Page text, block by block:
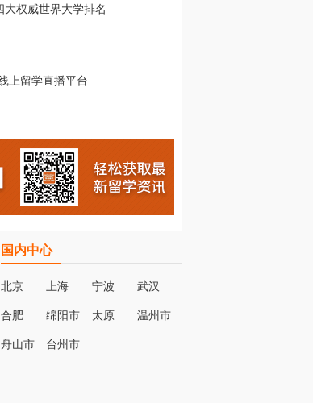
国内中心
北京 上海 宁波 武汉
合肥 绵阳市 太原 温州市
舟山市 台州市